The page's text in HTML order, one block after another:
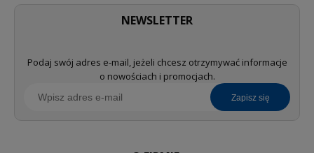
NEWSLETTER
Podaj swój adres e-mail, jeżeli chcesz otrzymywać informacje
o nowościach i promocjach.
zapisz się